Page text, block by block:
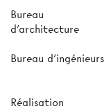
Bureau
d'architecture
Bureau d'ingénieurs
Réalisation